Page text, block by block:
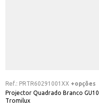
Ref.: PRTR60291001XX +opções
Projector Quadrado Branco GU10
Tromilux